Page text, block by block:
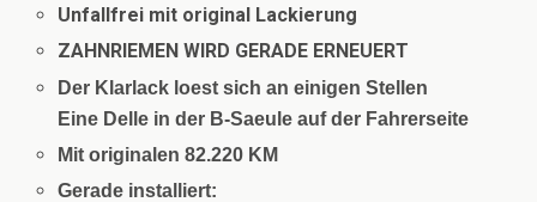
Unfallfrei mit original Lackierung
ZAHNRIEMEN WIRD GERADE ERNEUERT
Der Klarlack loest sich an einigen Stellen
Eine Delle in der B-Saeule auf der Fahrerseite
Mit originalen 82.220 KM
Gerade installiert: